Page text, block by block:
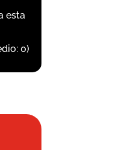
esta
0)